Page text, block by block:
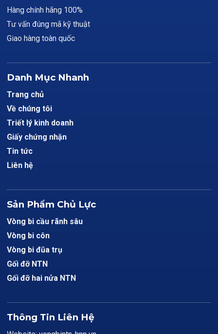
Hàng chính hãng 100%
Tư vấn đúng mã kỹ thuật
Giao hàng toàn quốc
Danh Mục Nhanh
Trang chủ
Về chúng tôi
Triết lý kinh doanh
Giấy chứng nhận
Tin tức
Liên hệ
Sản Phẩm Chủ Lực
Vòng bi cầu rãnh sâu
Vòng bi côn
Vòng bi đũa trụ
Gối đỡ NTN
Gối đỡ hai nửa NTN
Thông Tin Liên Hệ